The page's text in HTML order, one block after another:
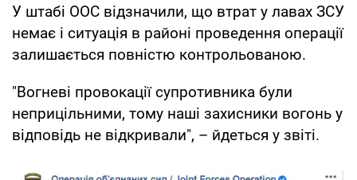
У штабі ООС відзначили, що втрат у лавах ЗСУ
немає і ситуація в районі проведення операції
залишається повністю контрольованою.
"Вогневі провокації супротивника були
неприцільними, тому наші захисники вогонь у
відповідь не відкривали", – йдеться у звіті.